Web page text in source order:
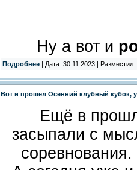
Ну а вот и
Подробнее | Дата: 30.11.2023 | Разместил:
Вот и прошёл Осенний клубный кубок,
Ещё в
засыпали с